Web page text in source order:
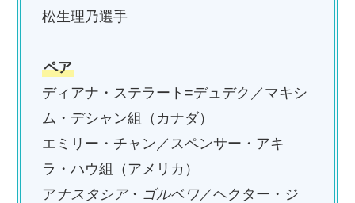
松生理乃選手
ペア
ディアナ・ステラート=デュデク／マキシ
ム・デシャン組（カナダ）
エミリー・チャン／スペンサー・アキ
ラ・ハウ組（アメリカ）
アナスタシア・ ゴルベワ ／ヘクター・ジ